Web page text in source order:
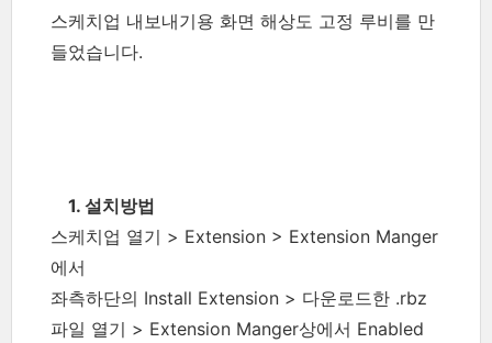
스케치업 내보내기용 화면 해상도 고정 루비를 만
들었습니다.
1. 설치방법
스케치업 열기 > Extension > Extension Manger
에서
좌측하단의 Install Extension > 다운로드한 .rbz
파일 열기 > Extension Manger상에서 Enabled